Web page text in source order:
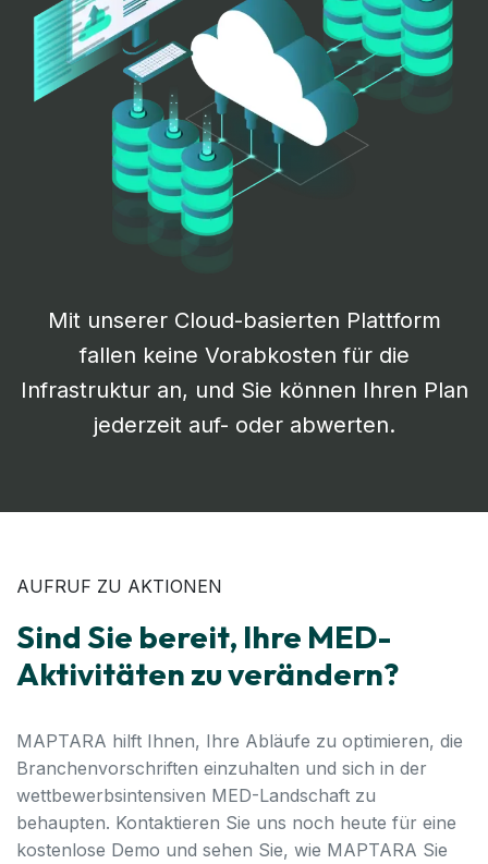
Mit unserer Cloud-basierten Plattform
fallen keine Vorabkosten für die
Infrastruktur an, und Sie können Ihren Plan
jederzeit auf- oder abwerten.
AUFRUF ZU AKTIONEN
Sind Sie bereit, Ihre MED-
Aktivitäten zu verändern?
MAPTARA hilft Ihnen, Ihre Abläufe zu optimieren, die
Branchenvorschriften einzuhalten und sich in der
wettbewerbsintensiven MED-Landschaft zu
behaupten. Kontaktieren Sie uns noch heute für eine
kostenlose Demo und sehen Sie, wie MAPTARA Sie